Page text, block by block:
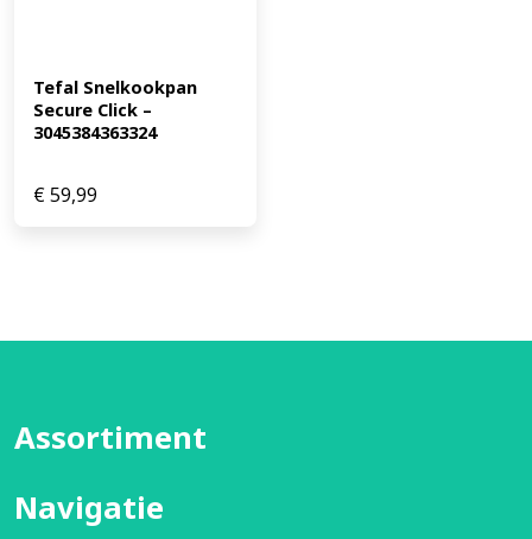
Tefal Snelkookpan
Secure Click –
3045384363324
€59,99
Assortiment
Navigatie